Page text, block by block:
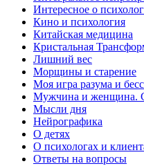
Интересное о
Кино и психология
Китайская медицина
Кристальная
Лишний вес
Морщины и старение
Моя игра разума и
Мужчина и женщина.
Мысли дня
Нейрографика
О детях
О психологах и
Ответы на вопросы